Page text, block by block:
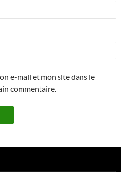
e-mail et mon site dans le
commentaire.